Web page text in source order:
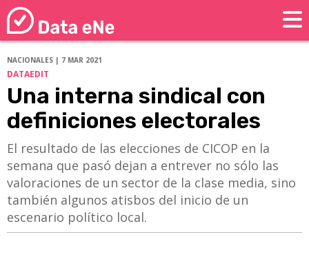
NACIONALES | 7 MAR 2021
DATAEDIT
Una interna sindical con
definiciones electorales
El resultado de las elecciones de CICOP en la
semana que pasó dejan a entrever no sólo las
valoraciones de un sector de la clase media, sino
también algunos atisbos del inicio de un
escenario político local.